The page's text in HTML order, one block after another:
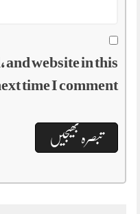
and website in this
time I comment.